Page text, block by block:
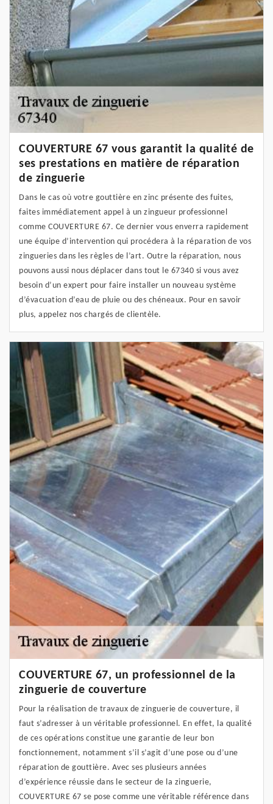
COUVERTURE 67 vous garantit la qualité de
ses prestations en matière de réparation
de zinguerie
Dans le cas où votre gouttière en zinc présente des fuites,
faites immédiatement appel à un zingueur professionnel
comme COUVERTURE 67. Ce dernier vous enverra rapidement
une équipe d’intervention qui procédera à la réparation de vos
zingueries dans les règles de l’art. Outre la réparation, nous
pouvons aussi nous déplacer dans tout le 67340 si vous avez
besoin d’un expert pour faire installer un nouveau système
d’évacuation d’eau de pluie ou des chéneaux. Pour en savoir
plus, appelez nos chargés de clientèle.
COUVERTURE 67, un professionnel de la
zinguerie de couverture
Pour la réalisation de travaux de zinguerie de couverture, il
faut s’adresser à un véritable professionnel. En effet, la qualité
de ces opérations constitue une garantie de leur bon
fonctionnement, notamment s’il s’agit d’une pose ou d’une
réparation de gouttière. Avec ses plusieurs années
d’expérience réussie dans le secteur de la zinguerie,
COUVERTURE 67 se pose comme une véritable référence dans